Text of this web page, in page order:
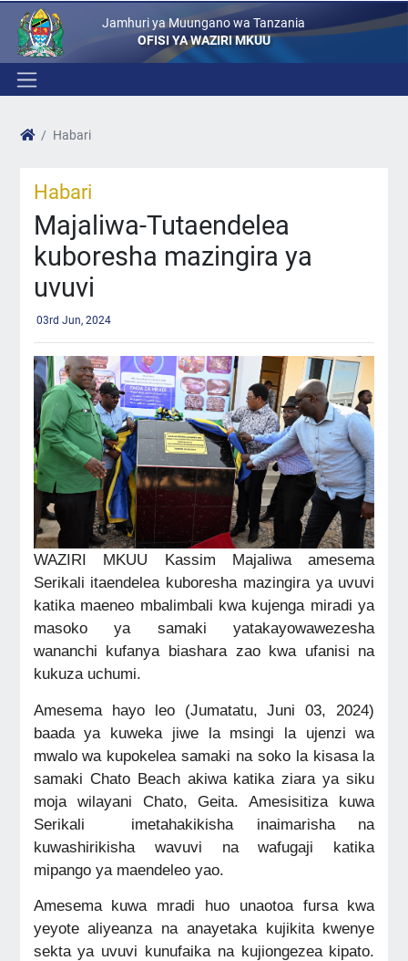
Jamhuri ya Muungano wa Tanzania
OFISI YA WAZIRI MKUU
Habari
Habari
Majaliwa-Tutaendelea
kuboresha mazingira ya
uvuvi
03rd Jun, 2024
WAZIRI MKUU Kassim Majaliwa amesema
Serikali itaendelea kuboresha mazingira ya uvuvi
katika maeneo mbalimbali kwa kujenga miradi ya
masoko ya samaki yatakayowawezesha
wananchi kufanya biashara zao kwa ufanisi na
kukuza uchumi.
Amesema hayo leo (Jumatatu, Juni 03, 2024)
baada ya kuweka jiwe la msingi la ujenzi wa
mwalo wa kupokelea samaki na soko la kisasa la
samaki Chato Beach akiwa katika ziara ya siku
moja wilayani Chato, Geita. Amesisitiza kuwa
Serikali imetahakikisha inaimarisha na
kuwashirikisha wavuvi na wafugaji katika
mipango ya maendeleo yao.
Amesema kuwa mradi huo unaotoa fursa kwa
yeyote aliyeanza na anayetaka kujikita kwenye
sekta ya uvuvi kunufaika na kujiongezea kipato.